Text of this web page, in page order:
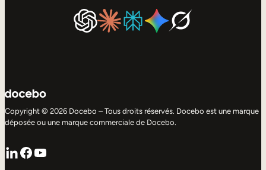
Copyright © 2026 Docebo – Tous droits réservés. Docebo est une marque
déposée ou une marque commerciale de Docebo.
LinkedIn
Facebook
YouTube